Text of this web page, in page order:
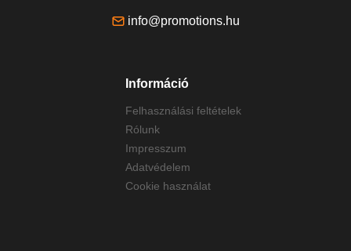
info@promotions.hu
Információ
Felhasználási feltételek
Rólunk
Impresszum
Adatvédelem
Cookie használat